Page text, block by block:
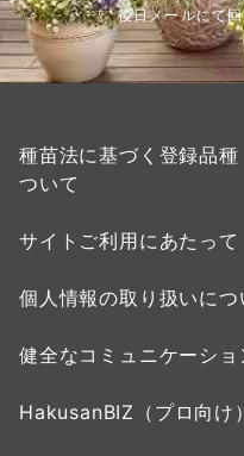
後日メールにて
種苗法に基づく登録品
ついて
サイトご利用にあたって
個人情報の取り扱いにつ
健全なコミュニケーシ
HakusanBIZ（プロ向け）